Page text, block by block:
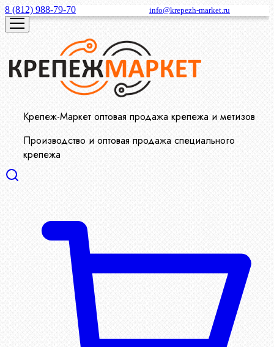
8 (812) 988-79-70 info@krepezh-market.ru
Крепеж-Маркет оптовая продажа крепежа и метизов
Производство и оптовая продажа специального
крепежа